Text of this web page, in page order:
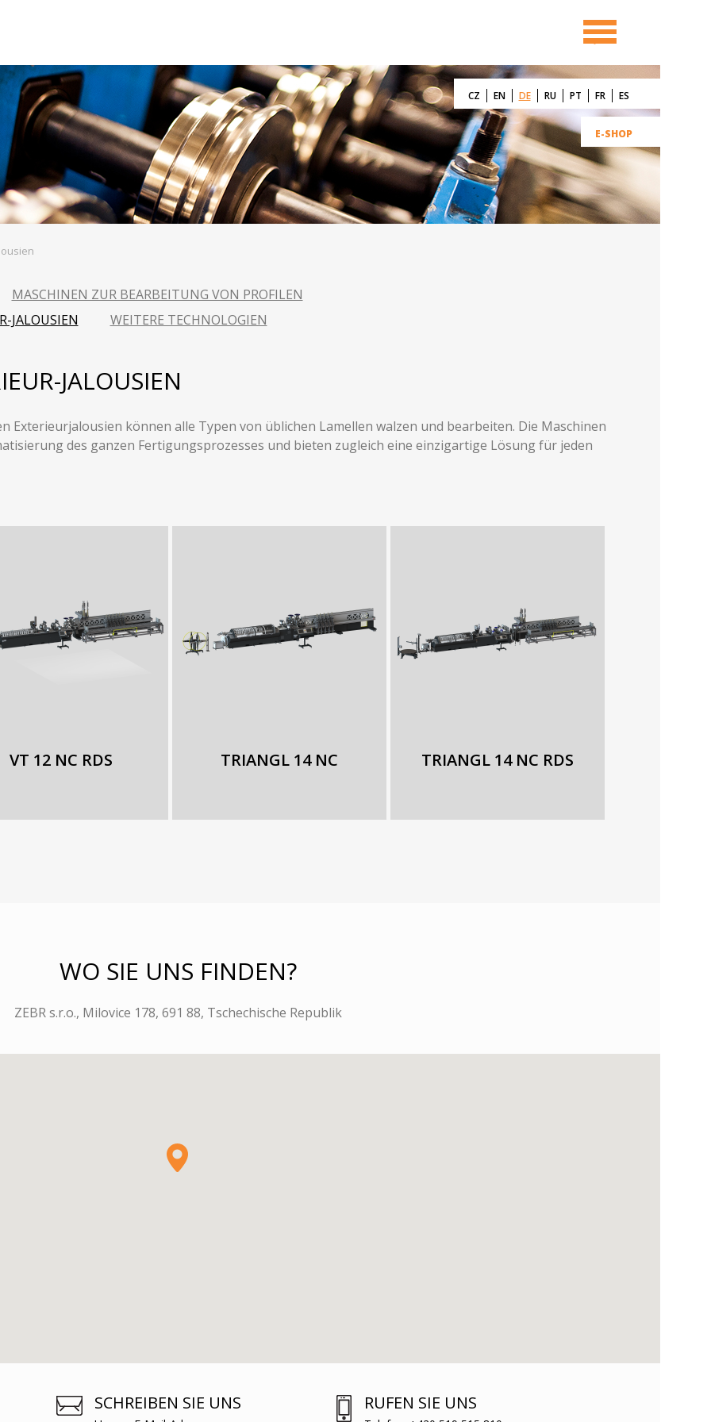
CZ EN DE RU PT FR ES
E-SHOP
MASCHINEN ZUR BEARBEITUNG VON PROFILEN
JALOUSIEN WEITERE TECHNOLOGIEN
JALOUSIEN
Exterieurjalousien können alle Typen von üblichen Lamellen walzen und bearbeiten. Die Maschinen
des ganzen Fertigungsprozesses und bieten zugleich eine einzigartige Lösung für jeden
VT 12 NC RDS TRIANGL 14 NC TRIANGL 14 NC RDS
WO SIE UNS FINDEN?
ZEBR s.r.o., Milovice 178, 691 88, Tschechische Republik
SCHREIBEN SIE UNS RUFEN SIE UNS